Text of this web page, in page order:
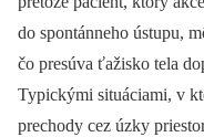
do spontánneho ústupu,
čo presúva ťažisko tela
Typickými situáciami, v
prechody cez úzky